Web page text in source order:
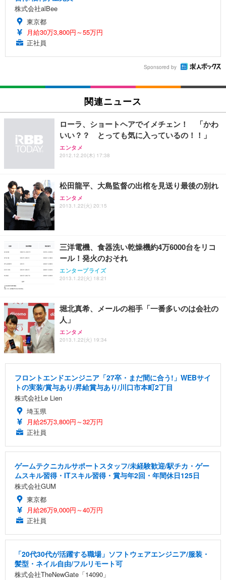
株式会社alBee
東京都
月給30万3,800円～55万円
正社員
Sponsored by
関連ニュース
ローラ、ショートヘアでイメチェン！ 「かわ
いい？？ とっても気に入っているの！！」
エンタメ
2012.12.20(木) 17:38
松田龍平、大島監督の出棺を見送り最後の別れ
エンタメ
2013.1.22(火) 20:15
三洋電機、食器洗い乾燥機約4万6000台をリコ
ール！発火のおそれ
エンタープライズ
2013.1.22(火) 18:21
堀北真希、メールの相手「一番多いのは会社の
人」
エンタメ
2013.1.22(火) 19:34
フロントエンドエンジニア「27卒・まだ間に合う!」WEBサイ
トの実装/賞与あり/昇給賞与あり/川口市本町2丁目
株式会社Le Lien
埼玉県
月給25万3,800円～32万円
正社員
ゲームテクニカルサポートスタッフ/未経験歓迎/駅チカ・ゲー
ムスキル習得・ITスキル習得・賞与年2回・年間休日125日
株式会社GUM
東京都
月給26万9,000円～40万円
正社員
「20代30代が活躍する職場」ソフトウェアエンジニア/服装・
髪型・ネイル自由/フルリモート可
株式会社TheNewGate「14090」